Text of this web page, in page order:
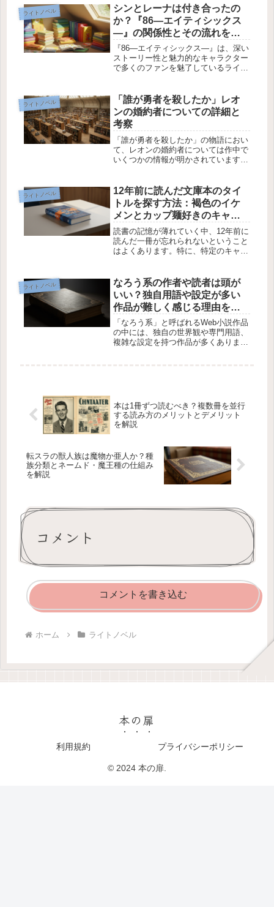
術、精巧な義肢の開発など、その活動
規模を見ると「一体どのような組織な
のか」...
ライトノベル
シンとレーナは付き合ったの
か？『86―エイティシックス
―』の関係性とその流れを解
説
『86―エイティシックス―』は、深い
ストーリー性と魅力的なキャラクター
で多くのファンを魅了しているライト
す。この二人の関係が進展する過程
や、どのようにして彼らが結びついた
の...
ライトノベル
「誰が勇者を殺したか」レオ
ンの婚約者についての詳細と
考察
「誰が勇者を殺したか」の物語におい
て、レオンの婚約者については作中で
いくつかの情報が明かされています
オンが最後のお菓子屋さんで触れた婚
約者の情報は、従姉妹と尊敬する人の
娘以...
ライトノベル
12年前に読んだ文庫本のタイ
トルを探す方法：褐色のイケ
メンとカップ麺好きのキャラ
クター
読書の記憶が薄れていく中、12年前に
読んだ一冊が忘れられないということ
はよくあります。特に、特定のキャラ
してもその本を探したいと思うことも
あります。今回は、褐色のイケメン
キ...
ライトノベル
なろう系の作者や読者は頭が
いい？独自用語や設定が多い
作品が難しく感じる理由を解
説
「なろう系」と呼ばれるWeb小説作品
の中には、独自の世界観や専門用語、
複雑な設定を持つ作品が多くありま
本は1冊ずつ読むべき？複数冊を並行
する読み方のメリットとデメリット
を解説
転スラの獣人族は魔物か亜人か？種
族分類とネームド・魔王種の仕組み
を解説
コメント
コメントを書き込む
ホーム ライトノベル
本の扉
利用規約 プライバシーポリシー
© 2024 本の扉.